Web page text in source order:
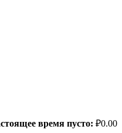
время пусто: ₽0.00